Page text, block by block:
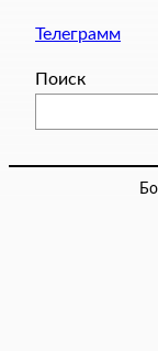
Телеграмм
Поиск